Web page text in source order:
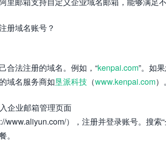
册域名账号？
合法注册的域名。例如，“kenpai.com”。如
域名服务商如垦派科技 （www.kenpai.com）。
企业邮箱管理页面
www.aliyun.com/），注册并登录账号。搜